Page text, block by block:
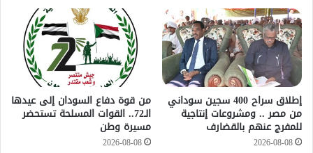
إطلاق سراح 400 سجين سوداني
من مصر .. ومشروعات إنتاجية
للمفرج عنهم بالقضارف
2026-08-08
من قوة دفاع السودان إلى عيدها
الـ72.. القوات المسلحة تستحضر
مسيرة وطن
2026-08-08